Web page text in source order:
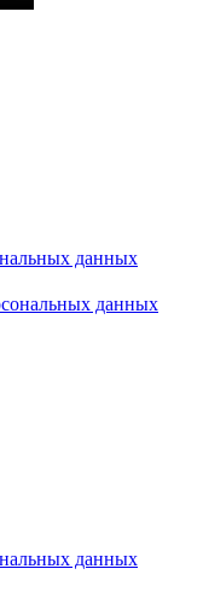
данных
данных
данных